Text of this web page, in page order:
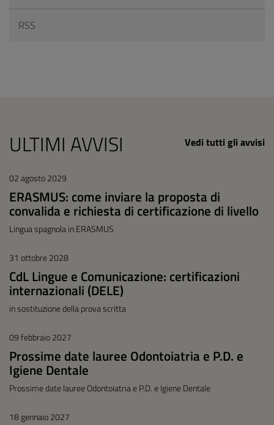
RSS
ULTIMI AVVISI Vedi tutti gli avvisi
02 agosto 2029
ERASMUS: come inviare la proposta di
convalida e richiesta di certificazione di livello
Lingua spagnola in ERASMUS
31 ottobre 2028
CdL Lingue e Comunicazione: certificazioni
internazionali (DELE)
in sostituzione della prova scritta
09 febbraio 2027
Prossime date lauree Odontoiatria e P.D. e
Igiene Dentale
Prossime date lauree Odontoiatria e P.D. e Igiene Dentale
18 gennaio 2027